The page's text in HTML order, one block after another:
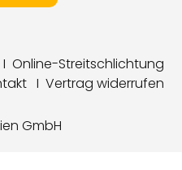
I Online-Streitschlichtung
I Vertrag widerrufen
GmbH